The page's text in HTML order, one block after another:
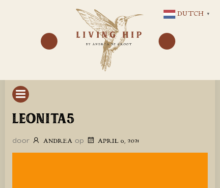
NAAR
DE
INHOUD
LEONITA5
door ANDREA op APRIL 6, 2021
DUTCH ▼